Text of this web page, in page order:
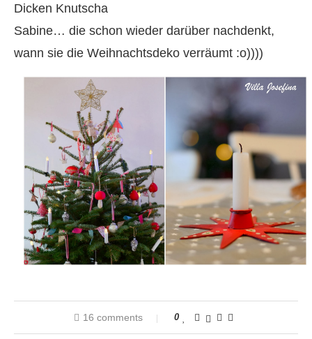
Dicken Knutscha
Sabine… die schon wieder darüber nachdenkt,
wann sie die Weihnachtsdeko verräumt :o))))
16 comments 0